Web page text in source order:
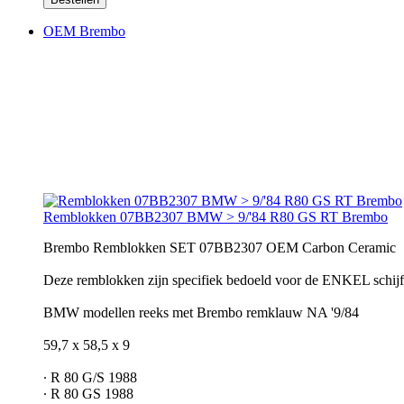
OEM Brembo
Remblokken 07BB2307 BMW > 9/'84 R80 GS RT Brembo
Brembo Remblokken SET 07BB2307 OEM Carbon Ceramic
Deze remblokken zijn specifiek bedoeld voor de ENKEL
BMW modellen reeks met Brembo remklauw NA '9/84
59,7 x 58,5 x 9
∙ R 80 G/S 1988
∙ R 80 GS 1988